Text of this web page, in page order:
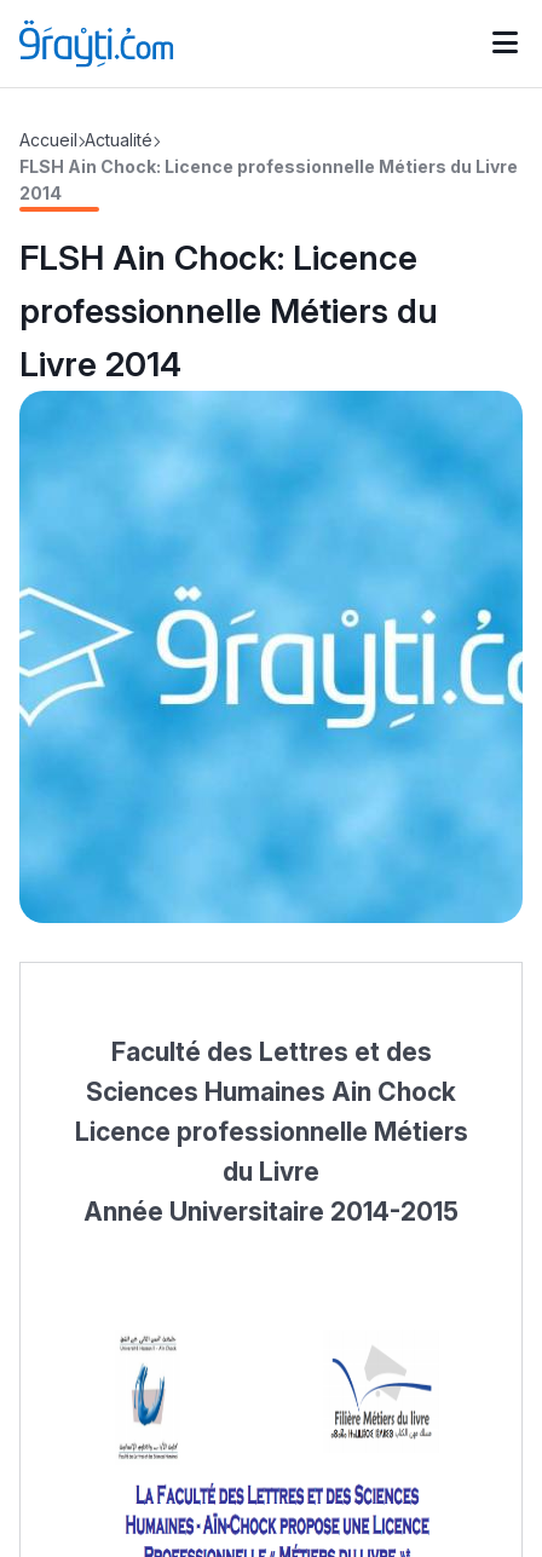
Catégories
d'actualités
Accueil Actualité
FLSH Ain Chock: Licence professionnelle Métiers du Livre
2014
FLSH Ain Chock: Licence
professionnelle Métiers du
Livre 2014
Faculté des Lettres et des
Sciences Humaines Ain Chock
Licence professionnelle Métiers
du Livre
Année Universitaire 2014-2015